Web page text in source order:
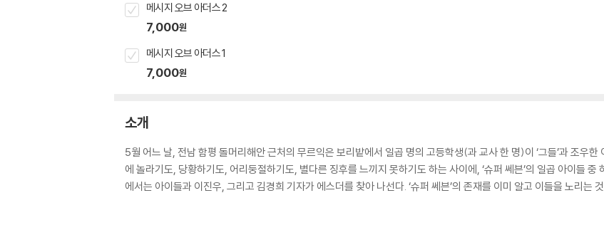
메시지 오브 아더스 2
7,000원
메시지 오브 아더스 1
7,000원
소개
5월 어느 날, 전남 함평 돌머리해안 근처의 무르익은 보리밭에서 일곱 명의 고등학생(과 교사 한 명)이 ‘그들’과 조우
에 놀라기도, 당황하기도, 어리둥절하기도, 별다른 징후를 느끼지 못하기도 하는 사이에, ‘슈퍼 쎄븐’의 일곱 아이들 중
에서는 아이들과 이진우, 그리고 김경희 기자가 에스더를 찾아 나선다. ‘슈퍼 쎄븐’의 존재를 이미 알고 이들을 노리는